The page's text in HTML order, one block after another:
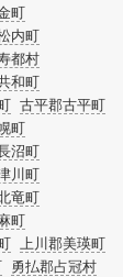
町
内町
都村
和町
古平郡古平町
町
沼町
川町
竜町
町
上川郡美瑛町
勇払郡占冠村